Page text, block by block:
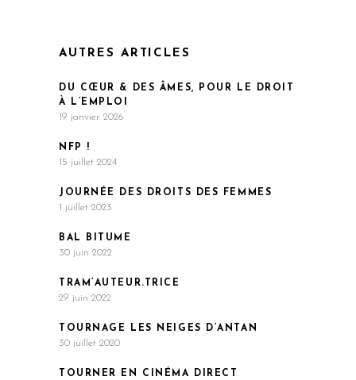
AUTRES ARTICLES
DU CŒUR & DES ÂMES, POUR LE DROIT
À L’EMPLOI
19 janvier 2026
NFP !
15 juillet 2024
JOURNÉE DES DROITS DES FEMMES
1 juillet 2023
BAL BITUME
30 juin 2022
TRAM’AUTEUR.TRICE
29 juin 2022
TOURNAGE LES NEIGES D’ANTAN
30 juillet 2020
TOURNER EN CINÉMA DIRECT